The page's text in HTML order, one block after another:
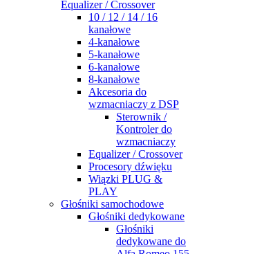
Equalizer / Crossover
10 / 12 / 14 / 16
kanałowe
4-kanałowe
5-kanałowe
6-kanałowe
8-kanałowe
Akcesoria do
wzmacniaczy z DSP
Sterownik /
Kontroler do
wzmacniaczy
Equalizer / Crossover
Procesory dźwięku
Wiązki PLUG &
PLAY
Głośniki samochodowe
Głośniki dedykowane
Głośniki
dedykowane do